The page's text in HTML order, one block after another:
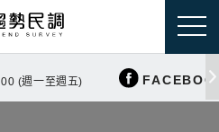
(週一至週五)